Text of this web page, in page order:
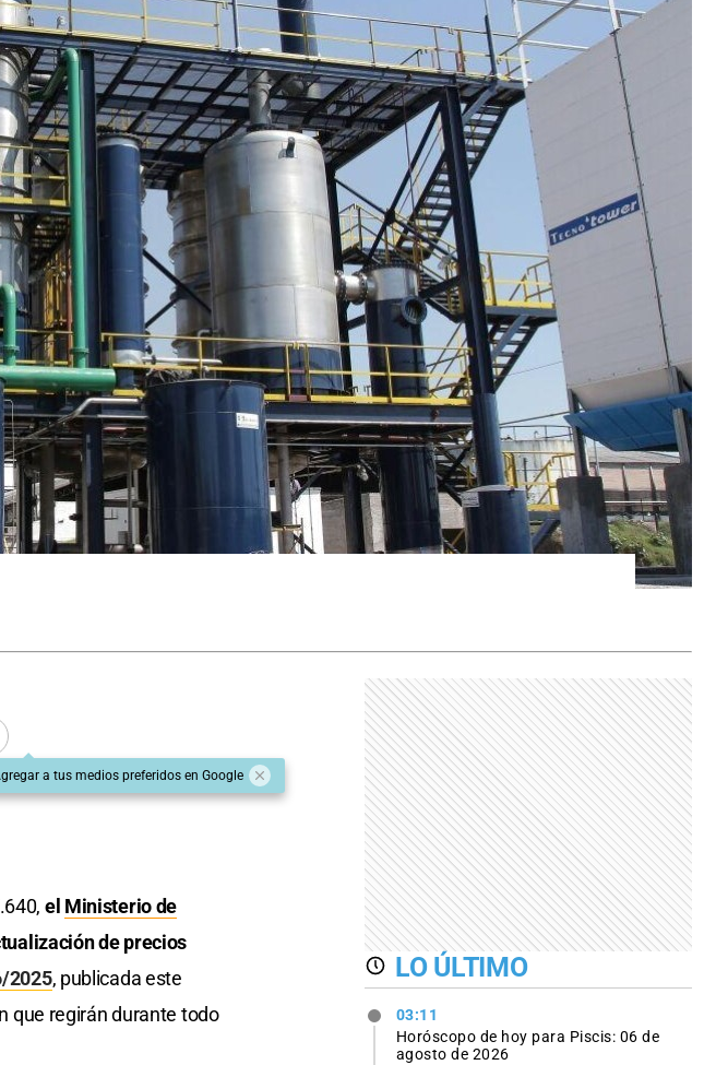
a tus medios preferidos en Google
el Ministerio de
de precios
2025, publicada este
que regirán durante todo
LO ÚLTIMO
03:11
Horóscopo de hoy para Piscis: 06 de
agosto de 2026